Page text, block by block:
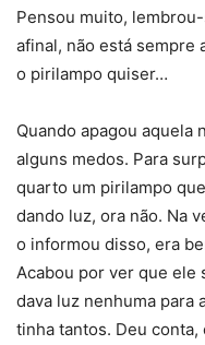
Pensou muito,
afinal, não está sempre
o pirilampo quiser…
Quando apagou aquela
alguns medos. Para
quarto um pirilampo
dando luz, ora não. Na
o informou disso, era
Acabou por ver que ele
dava luz nenhuma para
tinha tantos. Deu conta,